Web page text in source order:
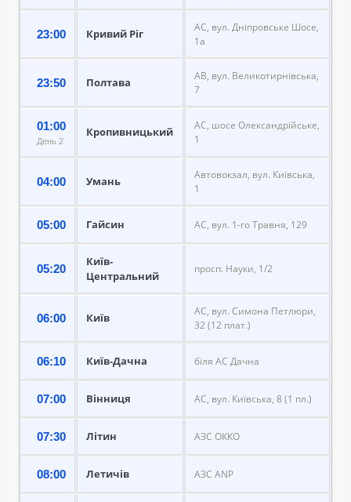
23:00 Кривий Ріг
АС, вул. Дніпровське Шосе,
1а
23:50 Полтава
АВ, вул. Великотирнівська,
7
01:00
День 2
Кропивницький
АС, шосе Олександрійське,
1
04:00 Умань
Автовокзал, вул. Київська,
1
05:00 Гайсин АС, вул. 1-го Травня, 129
05:20
Київ-
Центральний
просп. Науки, 1/2
06:00 Київ
АС, вул. Симона Петлюри,
32 (12 плат.)
06:10 Київ-Дачна біля АС Дачна
07:00 Вінниця АС, вул. Київська, 8 (1 пл.)
07:30 Літин АЗС ОККО
08:00 Летичів АЗС ANP